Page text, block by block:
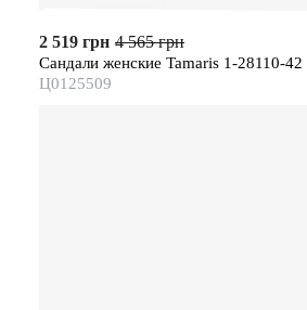
2 519 грн 4 565 грн
Сандали женские Tamaris 1-28110-
Ц0125509